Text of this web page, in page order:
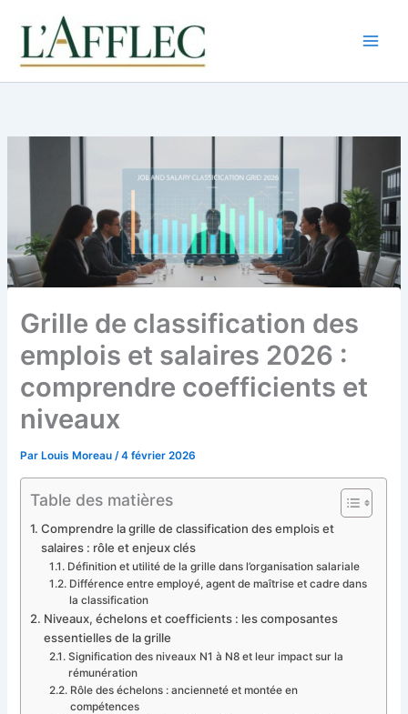
contenu
Grille de classification des
emplois et salaires 2026 :
comprendre coefficients et
niveaux
Par Louis Moreau/4 février 2026
Table des matières
Comprendre la grille de classification des emplois et
salaires : rôle et enjeux clés
Définition et utilité de la grille dans l’organisation salariale
Différence entre employé, agent de maîtrise et cadre dans
la classification
Niveaux, échelons et coefficients : les composantes
essentielles de la grille
Signification des niveaux N1 à N8 et leur impact sur la
rémunération
Rôle des échelons : ancienneté et montée en
compétences